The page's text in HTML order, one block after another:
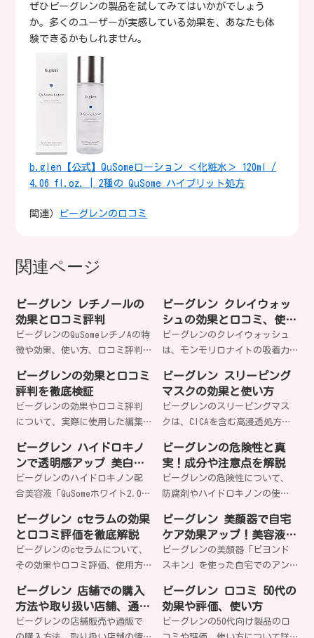
ぜひビーグレンの製品を試してみてはいかがでしょう
か。多くのユーザーが実感している効果を、あなたも体
験できるかもしれません。
b.glen【公式】QuSomeローション ＜化粧水＞ 120ml /
4.06 fl.oz. | 2種の QuSome ハイブリット処方
関連） ビーグレンの口コミ
関連ページ
ビーグレン レチノールの
効果と口コミ評判
ビーグレンのQuSomeレチノAの特
徴や効果、使い方、口コミ評判
チノールの働きやエイジングケ
ア効果、敏感肌での使用法な
ど、気になる情報をまとめてお
届けします。
ビーグレン クレイウォッ
シュの効果と口コミ、使い
方
ビーグレンのクレイウォッシュ
は、モンモリロナイトの吸着力
し、しっとりとした洗い上がり
を実現する人気の洗顔料です。
アンチエイジング効果や使い
方、口コミについて詳しく解説
します。
ビーグレンの効果と口コミ
評判を徹底検証
ビーグレンの効果や口コミ評判
について、実際に使用した編集
しく解説します。ニキビや毛
穴、美白などの肌悩み別におす
すめの商品や使い方のコツ、お
得な購入方法まで幅広く紹介し
ています。
ビーグレン スリーピング
マスクの効果と使い方
ビーグレンのスリーピングマス
クは、CICAを含む高浸透処方で
肌荒れやダメージケアに効果的
で、専用スパチュラで塗ること
で、エステ級のリフトケアが期
待できます。
ビーグレン ハイドロキノ
ンで透明感アップ 美白効
果
ビーグレンのハイドロキノン配
合美容液「QuSomeホワイト2.0」
解説します。シミやくすみに悩
む方におすすめの美白ケア製品
です。
ビーグレンの危険性と真
実！成分や注意点を解説
ビーグレンの危険性について、
防腐剤やハイドロキノンの使
詳しく解説します。成分の安全
性や注意すべき点、実際の使用
者の声を交えながら、ビーグレ
ン製品の真実に迫ります。
ビーグレン cセラムの効果
と口コミ評価を徹底解説
ビーグレンのcセラムについて、
その効果や口コミ評価、使用方
す。アンチエイジング効果や肌
悩み別のおすすめ使用法、お得
な購入方法も紹介します。
ビーグレン 美顔器で自宅
ケア効果アップ！美容液浸
透
ビーグレンの美顔器「ビヨンド
スキン」を使った自宅でのアン
します。美容液の浸透力を高
め、クリニック並みの効果を実
現する方法や、使用方法、ユー
ビーグレン 店舗での購入
方法や取り扱い店舗、通販
サイトの比較
ビーグレンの店舗販売や通販で
ビーグレン 口コミ 50代の
効果や評価、使い方
ビーグレンの50代向け製品の口